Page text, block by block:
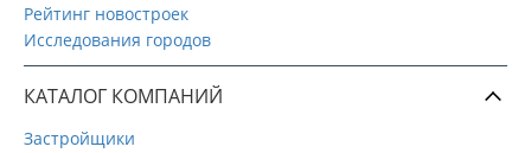
Рейтинг новостроек
Исследования городов
КАТАЛОГ КОМПАНИЙ
Застройщики